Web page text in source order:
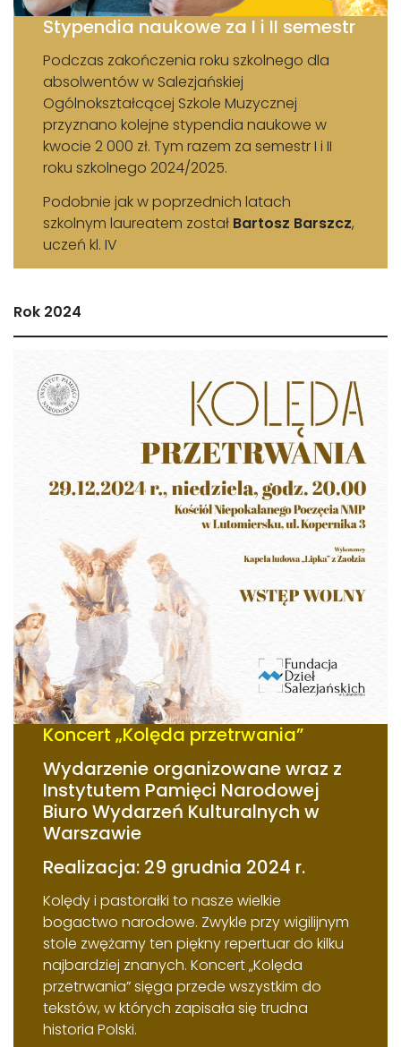
Stypendia naukowe za I i II semestr
Podczas zakończenia roku szkolnego dla
absolwentów w Salezjańskiej
Ogólnokształcącej Szkole Muzycznej
przyznano kolejne stypendia naukowe w
kwocie 2 000 zł. Tym razem za semestr I i II
roku szkolnego 2024/2025.
Podobnie jak w poprzednich latach
szkolnym laureatem został Bartosz Barszcz,
uczeń kl. IV
Rok 2024
Koncert „Kolęda przetrwania”
Wydarzenie organizowane wraz z
Instytutem Pamięci Narodowej
Biuro Wydarzeń Kulturalnych w
Warszawie
Realizacja: 29 grudnia 2024 r.
Kolędy i pastorałki to nasze wielkie
bogactwo narodowe. Zwykle przy wigilijnym
stole zwężamy ten piękny repertuar do kilku
najbardziej znanych. Koncert „Kolęda
przetrwania” sięga przede wszystkim do
tekstów, w których zapisała się trudna
historia Polski.